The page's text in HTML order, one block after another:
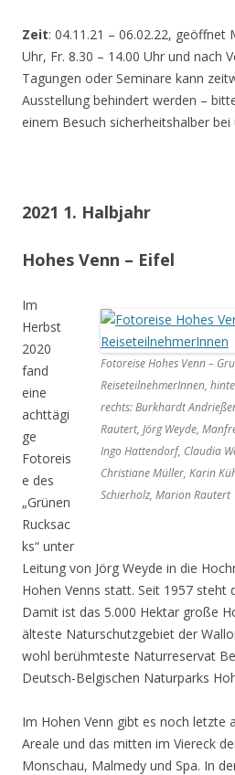
Zeit: 04.11.21 – 06.02.22, geöffnet
Uhr, Fr. 8.30 – 14.00 Uhr und nach
Tagungen oder Seminare kann
Ausstellung behindert werden –
einem Besuch sicherheitshalber bei
2021 1. Halbjahr
Hohes Venn – Eifel
Fotoreise Hohes Venn –
ReiseteilnehmerInnen,
rechts: Burkhardt
Rautert, Jörg Weyde,
Ingo Hattendorf, Claudia
Christiane Müller, Karin
Schierholz, Marion Rautert
Im
Herbst
2020
fand
eine
achttägi
ge
Fotoreis
e des
„Grünen
Rucksac
ks“ unter
Leitung von Jörg Weyde in die
Hohen Venns statt. Seit 1957 steht
Damit ist das 5.000 Hektar große
älteste Naturschutzgebiet der
wohl berühmteste Naturreservat
Deutsch-Belgischen Naturparks
Im Hohen Venn gibt es noch letzte
Areale und das mitten im Viereck
Monschau, Malmedy und Spa. In